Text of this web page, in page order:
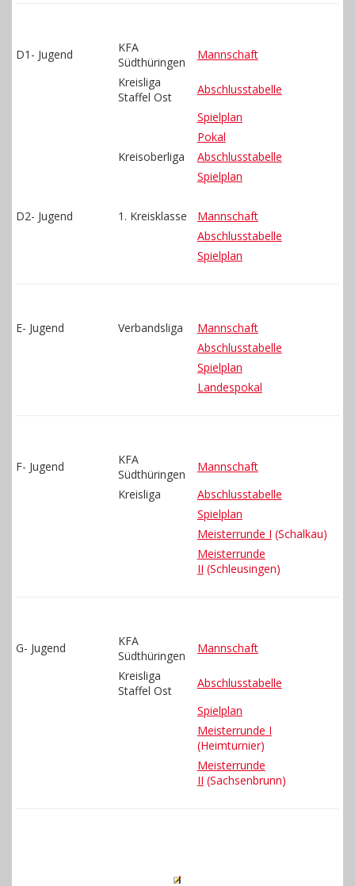
D1- Jugend
KFA
Südthüringen
Mannschaft
Kreisliga
Staffel Ost
Abschlusstabelle
Spielplan
Pokal
Kreisoberliga
Abschlusstabelle
Spielplan
D2- Jugend 1. Kreisklasse
Mannschaft
Abschlusstabelle
Spielplan
E- Jugend Verbandsliga
Mannschaft
Abschlusstabelle
Spielplan
Landespokal
F- Jugend
KFA
Südthüringen
Mannschaft
Kreisliga
Abschlusstabelle
Spielplan
Meisterrunde I (Schalkau)
Meisterrunde
II (Schleusingen)
G- Jugend
KFA
Südthüringen
Mannschaft
Kreisliga
Staffel Ost
Abschlusstabelle
Spielplan
Meisterrunde I
(Heimturnier)
Meisterrunde
II (Sachsenbrunn)